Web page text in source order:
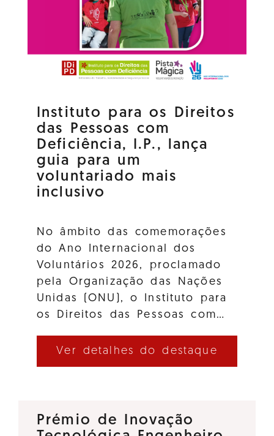
Instituto para os Direitos
das Pessoas com
Deficiência, I.P., lança
guia para um
voluntariado mais
inclusivo
No âmbito das comemorações
do Ano Internacional dos
Voluntários 2026, proclamado
pela Organização das Nações
Unidas (ONU), o Instituto para
os Direitos das Pessoas com…
Ver detalhes do destaque
Prémio de Inovação